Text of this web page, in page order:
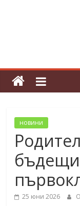
новини
25 юни 2026